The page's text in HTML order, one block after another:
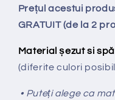
Prețul acestui
GRATUIT (de la 2
Material șezut si
(diferite culori
• Puteți alege ca